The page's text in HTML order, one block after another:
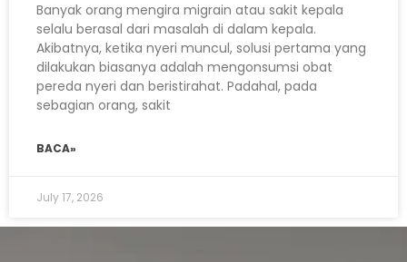
Banyak orang mengira migrain atau sakit kepala
selalu berasal dari masalah di dalam kepala.
Akibatnya, ketika nyeri muncul, solusi pertama yang
dilakukan biasanya adalah mengonsumsi obat
pereda nyeri dan beristirahat. Padahal, pada
sebagian orang, sakit
BACA»
July 17, 2026